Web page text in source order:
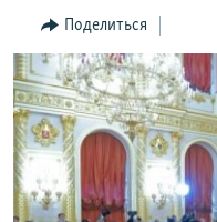
Вернутся
поиску
КЫРГЫЗЧА
ЎЗБЕКЧА
ТОҶИКӢ
TÜRKMENÇE
Все сайты РСЕ/РС
Поделиться